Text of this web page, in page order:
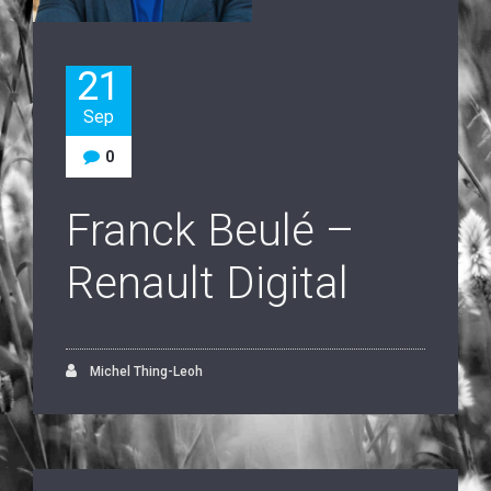
21
Sep
0
Franck Beulé –
Renault Digital
Michel Thing-Leoh